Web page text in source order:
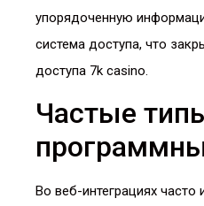
упорядоченную
система доступа, что
доступа 7k casino.
Частые
Во веб-интеграциях часто